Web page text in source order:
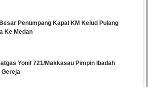
Penumpang Kapal KM Kelud Pulang
Ke Medan
Yonif 721/Makkasau Pimpin Ibadah
Gereja